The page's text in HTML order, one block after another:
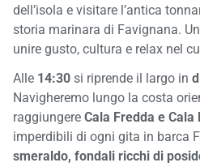
dell’isola e visitare l’antica
storia marinara di Favignana.
unire gusto, cultura e relax nel
Alle 14:30 si riprende il largo in
Navigheremo lungo la costa
raggiungere Cala Fredda e Cala
imperdibili di ogni gita in barca
smeraldo, fondali ricchi di